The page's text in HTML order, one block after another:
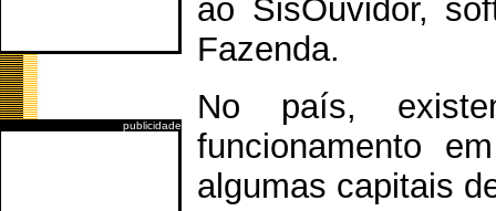
publicidade
ao SisOuvidor,
Fazenda.
No país,
funcionamento
algumas capitais